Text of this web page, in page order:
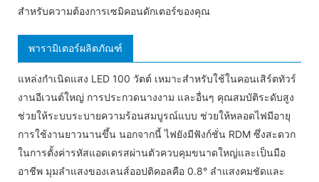
สำหรับความต้องการเซมิคอนดักเตอร์ของคุณ
พารามิเตอร์ผลิตภัณฑ์
แหล่งกำเนิดแสง LED 100 วัตต์ เหมาะสำหรับใช้ในคอนเสิร์ตทัวร์
งานอีเวนต์ใหญ่ การประกวดนางงาม และอื่นๆ คุณสมบัติระดับสูง
ช่วยให้ระบบระบายความร้อนสมบูรณ์แบบ ช่วยให้หลอดไฟมีอายุ
การใช้งานยาวนานขึ้น นอกจากนี้ ไฟยังมีฟังก์ชั่น RDM ซึ่งสะดวก
ในการตั้งค่ารหัสแอดเดรสผ่านตัวควบคุมขนาดใหญ่และเป็นมือ
อาชีพ มุมลำแสงของเลนส์ออปติคอลคือ 0.8° ลำแสงคมชัดและ